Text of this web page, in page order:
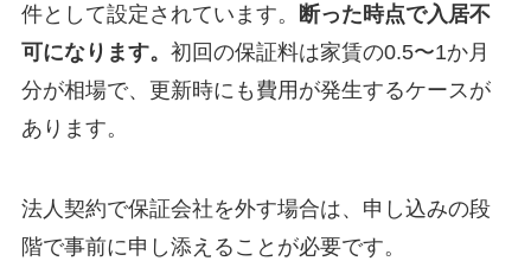
件として設定されています。
断った時点で入居不
可になります。 初回の保証料は家賃の0.5〜1か月
分が相場で、更新時にも費用が発生するケースが
あります。
法人契約で保証会社を外す場合は、申し込みの段
階で事前に申し添えることが必要です。